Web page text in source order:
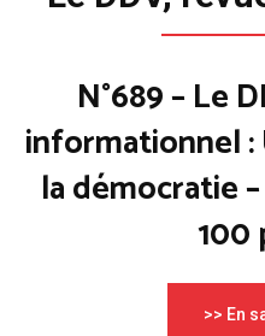
N°689 – Le
informationnel :
la démocratie
100
>> En